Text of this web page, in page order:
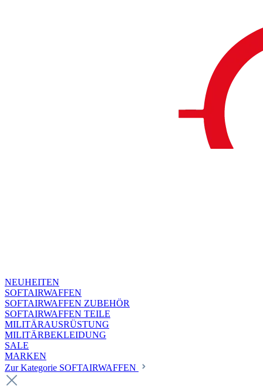
NEUHEITEN
SOFTAIRWAFFEN
SOFTAIRWAFFEN ZUBEHÖR
SOFTAIRWAFFEN TEILE
MILITÄRAUSRÜSTUNG
MILITÄRBEKLEIDUNG
SALE
MARKEN
Zur Kategorie SOFTAIRWAFFEN